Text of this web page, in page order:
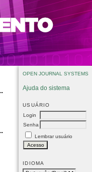
OPEN JOURNAL SYSTEMS
Ajuda do sistema
USUÁRIO
Login
Senha
Lembrar usuário
IDIOMA